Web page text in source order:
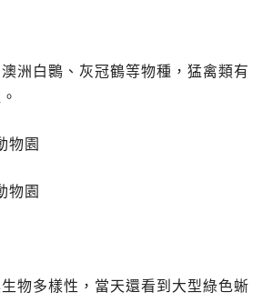
洲白䴉、灰冠鶴等物種，猛禽類有
生物多樣性，當天還看到大型綠色蜥